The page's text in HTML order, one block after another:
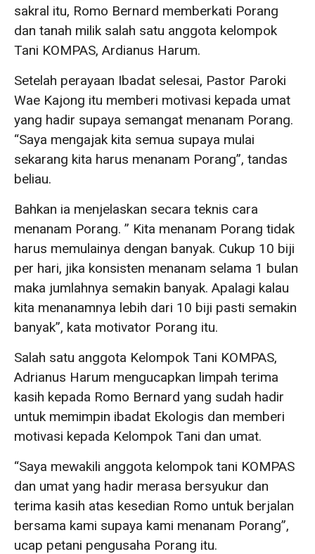
sakral itu, Romo Bernard memberkati Porang
dan tanah milik salah satu anggota kelompok
Tani KOMPAS, Ardianus Harum.
Setelah perayaan Ibadat selesai, Pastor Paroki
Wae Kajong itu memberi motivasi kepada umat
yang hadir supaya semangat menanam Porang.
“Saya mengajak kita semua supaya mulai
sekarang kita harus menanam Porang”, tandas
beliau.
Bahkan ia menjelaskan secara teknis cara
menanam Porang. ” Kita menanam Porang tidak
harus memulainya dengan banyak. Cukup 10 biji
per hari, jika konsisten menanam selama 1 bulan
maka jumlahnya semakin banyak. Apalagi kalau
kita menanamnya lebih dari 10 biji pasti semakin
banyak”, kata motivator Porang itu.
Salah satu anggota Kelompok Tani KOMPAS,
Adrianus Harum mengucapkan limpah terima
kasih kepada Romo Bernard yang sudah hadir
untuk memimpin ibadat Ekologis dan memberi
motivasi kepada Kelompok Tani dan umat.
“Saya mewakili anggota kelompok tani KOMPAS
dan umat yang hadir merasa bersyukur dan
terima kasih atas kesedian Romo untuk berjalan
bersama kami supaya kami menanam Porang”,
ucap petani pengusaha Porang itu.